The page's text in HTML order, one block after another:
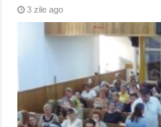
3 zile ago